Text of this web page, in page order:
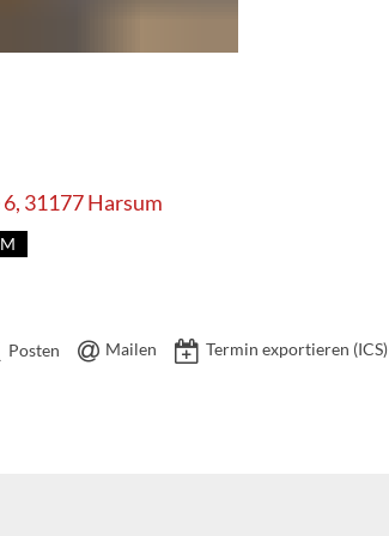
31177 Harsum
Posten Mailen Termin exportieren (ICS)